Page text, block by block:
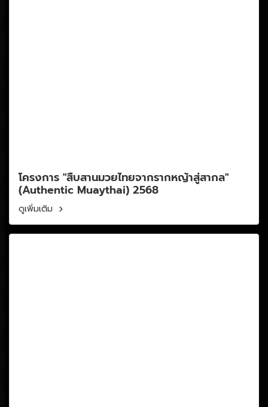
โครงการ "สืบสานมวยไทยจากรากหญ้าสู่สากล"
(Authentic Muaythai) 2568
ดูเพิ่มเติม